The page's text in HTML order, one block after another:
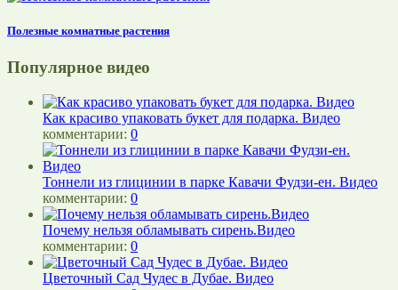
Полезные комнатные растения
Популярное видео
Как красиво упаковать букет для подарка. Видео
комментарии: 0
Тоннели из глицинии в парке Кавачи Фудзи-ен. Видео
комментарии: 0
Почему нельзя обламывать сирень.Видео
комментарии: 0
Цветочный Сад Чудес в Дубае. Видео